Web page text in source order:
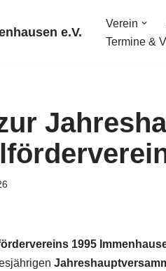
e.V.
Verein
Termine &
1995